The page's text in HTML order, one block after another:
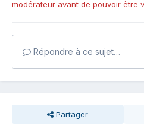
modérateur avant de pouvoir être
Répondre à ce sujet…
Partager